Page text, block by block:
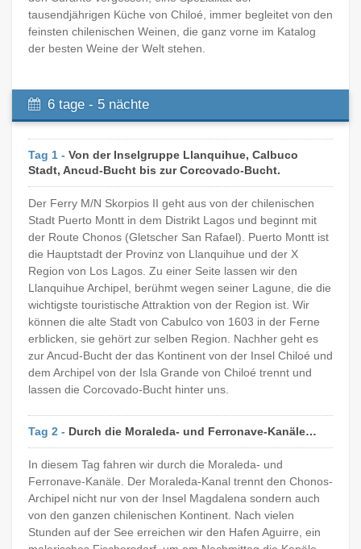
tausendjährigen Küche von Chiloé, immer begleitet von den
feinsten chilenischen Weinen, die ganz vorne im Katalog
der besten Weine der Welt stehen.
6 tage - 5 nächte
Tag 1 - Von der Inselgruppe Llanquihue, Calbuco
Stadt, Ancud-Bucht bis zur Corcovado-Bucht.
Der Ferry M/N Skorpios II geht aus von der chilenischen
Stadt Puerto Montt in dem Distrikt Lagos und beginnt mit
der Route Chonos (Gletscher San Rafael). Puerto Montt ist
die Hauptstadt der Provinz von Llanquihue und der X
Region von Los Lagos. Zu einer Seite lassen wir den
Llanquihue Archipel, berühmt wegen seiner Lagune, die die
wichtigste touristische Attraktion von der Region ist. Wir
können die alte Stadt von Cabulco von 1603 in der Ferne
erblicken, sie gehört zur selben Region. Nachher geht es
zur Ancud-Bucht der das Kontinent von der Insel Chiloé und
dem Archipel von der Isla Grande von Chiloé trennt und
lassen die Corcovado-Bucht hinter uns.
Tag 2 - Durch die Moraleda- und Ferronave-Kanäle…
In diesem Tag fahren wir durch die Moraleda- und
Ferronave-Kanäle. Der Moraleda-Kanal trennt den Chonos-
Archipel nicht nur von der Insel Magdalena sondern auch
von den ganzen chilenischen Kontinent. Nach vielen
Stunden auf der See erreichen wir den Hafen Aguirre, ein